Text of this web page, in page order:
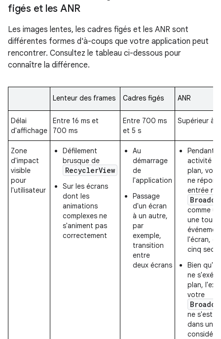
figés et les ANR
Les images lentes, les cadres figés et les ANR sont
différentes formes d'à-coups que votre application peut
rencontrer. Consultez le tableau ci-dessous pour
connaître la différence.
Lenteur des frames Cadres figés ANR
Délai
d'affichage
Entre 16 ms et
700 ms
Entre 700 ms
et 5 s
Supérieur à
Zone
d'impact
visible
pour
l'utilisateur
Défilement
brusque de
RecyclerView
Sur les écrans
dont les
animations
complexes ne
s'animent pas
correctement
Au
démarrage
de
l'application
Passage
d'un écran
à un autre,
par
exemple,
transition
entre
deux écrans
Pendant
activité
plan,
ne
entrée ni
comme
une
l'écran,
cinq
Bien
ne
plan,
votre
ne s'est
dans un